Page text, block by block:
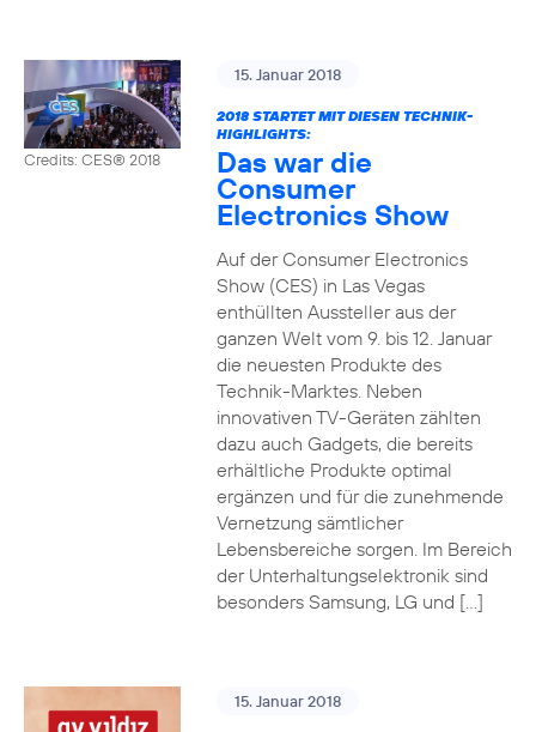
Credits: CES® 2018
15. Januar 2018
2018 STARTET MIT DIESEN TECHNIK-
HIGHLIGHTS:
Das war die
Consumer
Electronics Show
Auf der Consumer Electronics
Show (CES) in Las Vegas
enthüllten Aussteller aus der
ganzen Welt vom 9. bis 12. Januar
die neuesten Produkte des
Technik-Marktes. Neben
innovativen TV-Geräten zählten
dazu auch Gadgets, die bereits
erhältliche Produkte optimal
ergänzen und für die zunehmende
Vernetzung sämtlicher
Lebensbereiche sorgen. Im Bereich
der Unterhaltungselektronik sind
besonders Samsung, LG und […]
15. Januar 2018